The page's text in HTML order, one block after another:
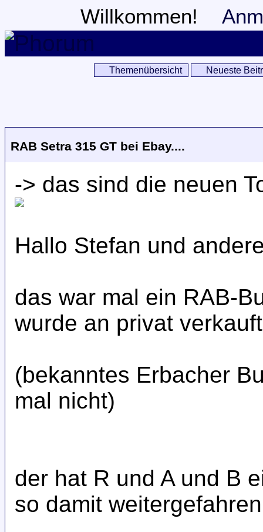
Willkommen!
Themenübersicht Neueste
RAB Setra 315 GT bei Ebay....
-> das sind die neuen
Hallo Stefan und
das war mal ein RAB-
wurde an privat verkauft
(bekanntes Erbacher
mal nicht)
der hat R und A und B
so damit